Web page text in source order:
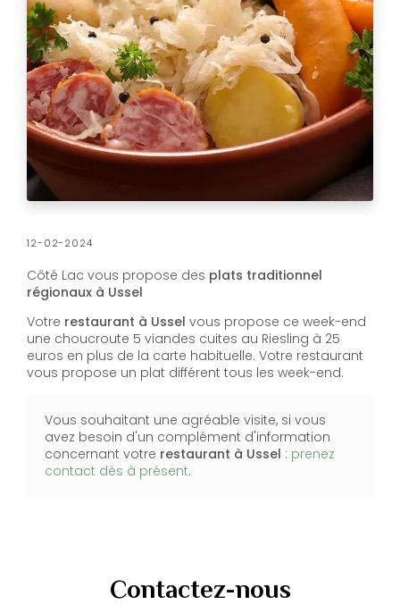
12-02-2024
Côté Lac vous propose des plats traditionnel
régionaux à Ussel
Votre restaurant à Ussel vous propose ce week-end
une choucroute 5 viandes cuites au Riesling à 25
euros en plus de la carte habituelle. Votre restaurant
vous propose un plat différent tous les week-end.
Vous souhaitant une agréable visite, si vous
avez besoin d'un complément d'information
concernant votre restaurant à Ussel : prenez
contact dès à présent.
Contactez-nous